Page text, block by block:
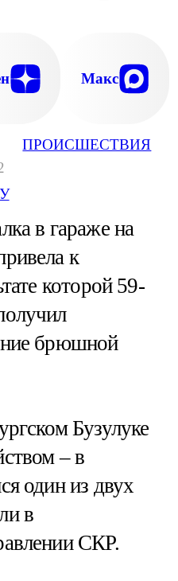
ПРОИСШЕСТВИЯ
Макс
в гараже на
к
которой 59-
брюшной
Бузулуке
– в
один из двух
в
СКР.